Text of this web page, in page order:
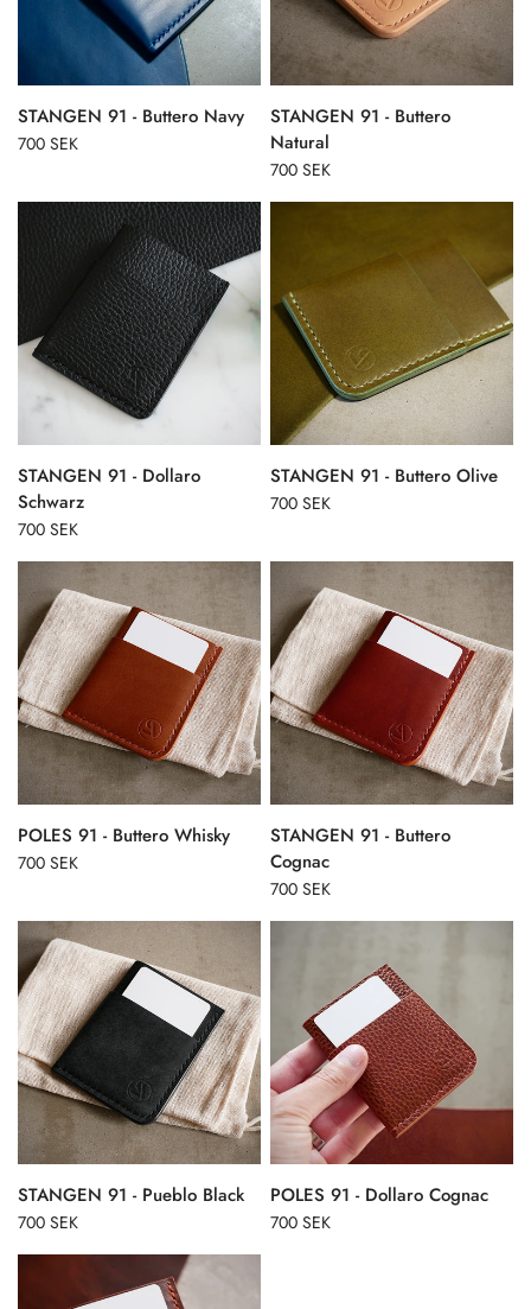
STANGEN 91 - Buttero Navy
700 SEK
STANGEN 91 - Buttero
Natural
700 SEK
STANGEN 91 - Dollaro
Schwarz
700 SEK
STANGEN 91 - Buttero Olive
700 SEK
POLES 91 - Buttero Whisky
700 SEK
STANGEN 91 - Buttero
Cognac
700 SEK
STANGEN 91 - Pueblo Black
700 SEK
POLES 91 - Dollaro Cognac
700 SEK